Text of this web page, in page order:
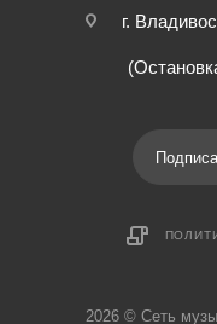
г.
2026 © Cеть